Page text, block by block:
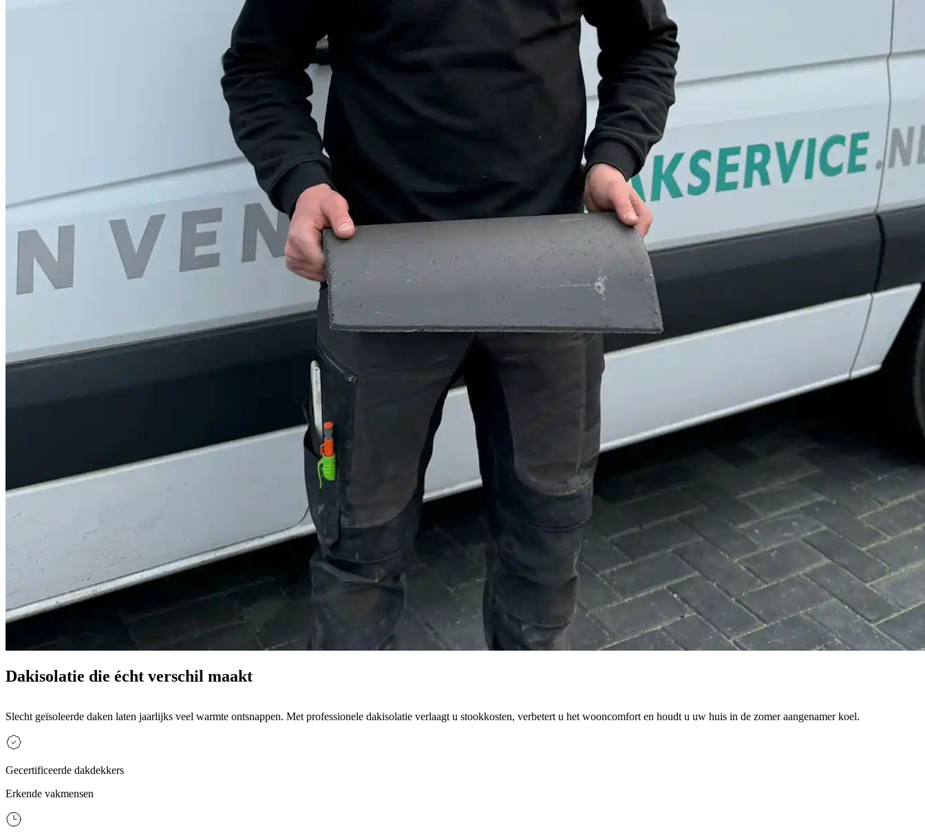
Dakisolatie die écht verschil maakt
Slecht geïsoleerde daken laten jaarlijks veel warmte ontsnappen. Met professionele dakisolatie verlaagt u stookkosten, verbetert u het wooncomfort en houdt u uw huis in de zomer aangenamer koel.
Gecertificeerde dakdekkers
Erkende vakmensen